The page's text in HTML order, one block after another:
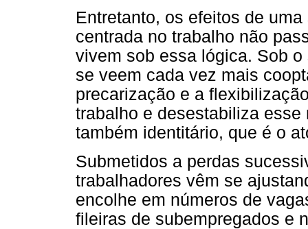
Entretanto, os efeitos de
centrada no trabalho não
vivem sob essa lógica. Sob
se veem cada vez mais
precarização e a
trabalho e desestabiliza
também identitário, que é o
Submetidos a perdas
trabalhadores vêm se
encolhe em números de
fileiras de subempregados e